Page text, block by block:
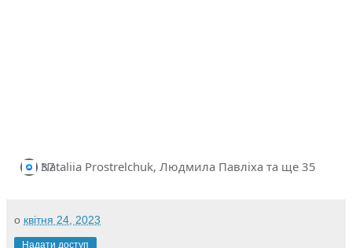
+2 A
e
a
37
Nataliia Prostrelchuk, Людмила Павліха та ще 35
о квітня 24, 2023
Надати доступ